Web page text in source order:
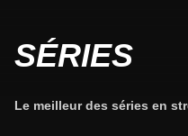
SÉRIES
Le meilleur des séries en